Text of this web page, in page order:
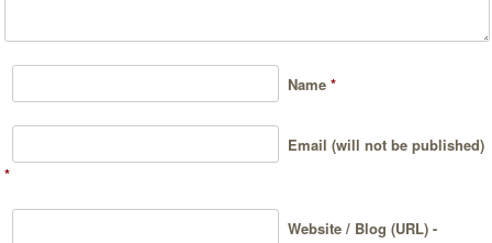
Name*
Email (will not be published)
*
Website / Blog (URL) -